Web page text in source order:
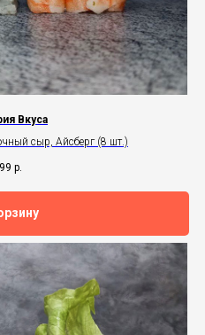
Вкуса
сыр, Айсберг (8 шт.)
р.